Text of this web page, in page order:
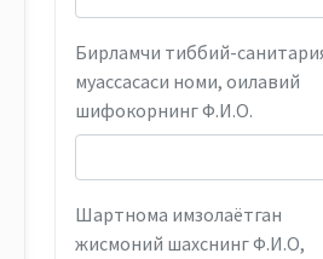
Бирламчи тиббий-
муассасаси номи, оилавий
шифокорнинг Ф.И.О.
Шартнома имзолаётган
жисмоний шахснинг Ф.И.О,